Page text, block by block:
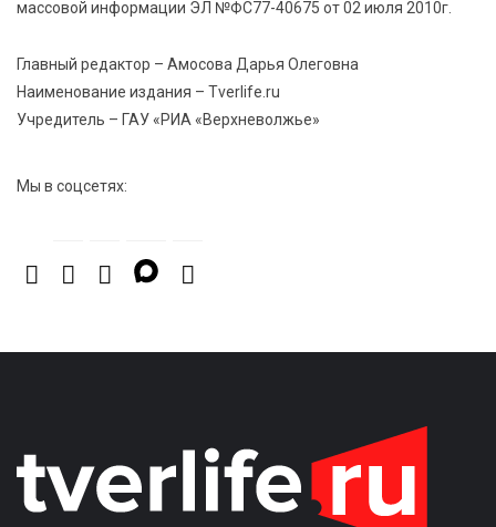
Вышнем Волочке пройдет этап МотоДжимханы
10 Авг 2026 14:28 554
Лето берет паузу: в Тверскую область идет резкое
похолодание
массовой информации ЭЛ №ФС77-40675 от 02 июля 2010г.
Главный редактор – Амосова Дарья Олеговна
Наименование издания – Tverlife.ru
Учредитель – ГАУ «РИА «Верхневолжье»
Мы в соцсетях: